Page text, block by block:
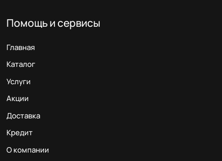
Помощь и сервисы
Главная
Каталог
Услуги
Акции
Доставка
Кредит
О компании